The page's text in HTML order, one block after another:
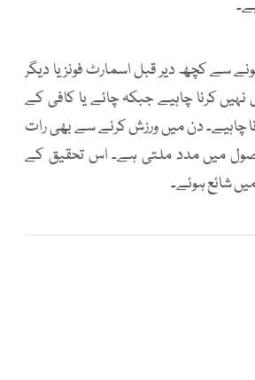
سے کچھ دیر قبل اسمارٹ فونز یا دیگر
نہیں کرنا چاہیے جبکہ چائے یا کافی کے
چاہیے۔ دن میں ورزش کرنے سے بھی رات
میں مدد ملتی ہے۔ اس تحقیق کے
شائع ہوئے۔